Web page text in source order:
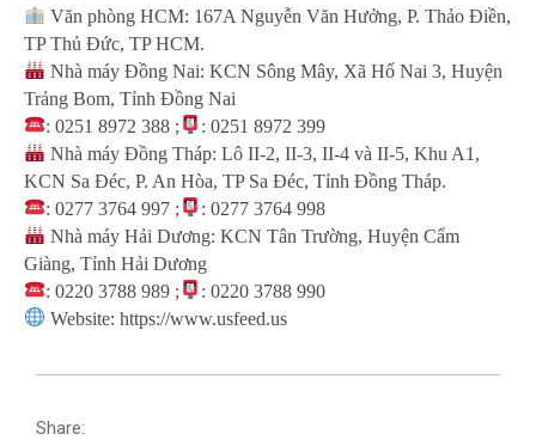
Văn phòng HCM: 167A Nguyễn Văn Hưởng, P. Thảo Điền,
TP Thủ Đức, TP HCM.
Nhà máy Đồng Nai: KCN Sông Mây, Xã Hố Nai 3, Huyện
Trảng Bom, Tỉnh Đồng Nai
: 0251 8972 388 ;
: 0251 8972 399
Nhà máy Đồng Tháp: Lô II-2, II-3, II-4 và II-5, Khu A1,
KCN Sa Đéc, P. An Hòa, TP Sa Đéc, Tỉnh Đồng Tháp.
: 0277 3764 997 ;
: 0277 3764 998
Nhà máy Hải Dương: KCN Tân Trường, Huyện Cẩm
Giàng, Tỉnh Hải Dương
: 0220 3788 989 ;
: 0220 3788 990
Website: https://www.usfeed.us
Share: